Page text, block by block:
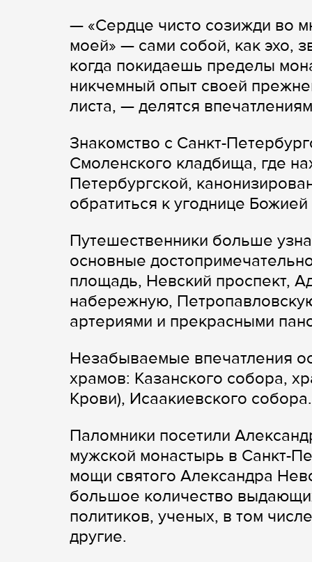
— «Сердце чисто созижди во
моей» — сами собой, как эхо,
когда покидаешь пределы
никчемный опыт своей
листа, — делятся
Знакомство с Санкт-
Смоленского кладбища, где
Петербургской,
обратиться к угоднице
Путешественники больше
основные
площадь, Невский проспект,
набережную,
артериями и прекрасными
Незабываемые впечатления
храмов: Казанского собора,
Крови), Исаакиевского собора.
Паломники посетили
мужской монастырь в Санкт-
мощи святого Александра
большое количество
политиков, ученых, в том
другие.